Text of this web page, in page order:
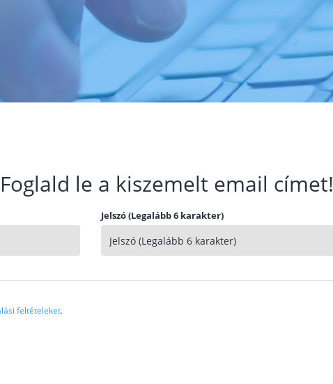
le a kiszemelt email címet!
Jelszó (Legalább 6 karakter)
feltételeket.